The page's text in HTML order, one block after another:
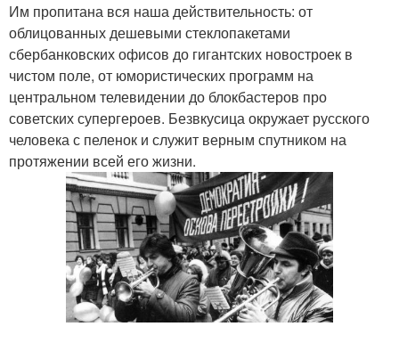
Им пропитана вся наша действительность: от
облицованных дешевыми стеклопакетами
сбербанковских офисов до гигантских новостроек в
чистом поле, от юмористических программ на
центральном телевидении до блокбастеров про
советских супергероев. Безвкусица окружает русского
человека с пеленок и служит верным спутником на
протяжении всей его жизни.